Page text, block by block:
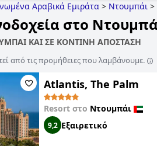
Αραβικά Εμιράτα > Ντουμπάι >
στο
ΚΑΙ ΣΕ ΚΟΝΤΙΝΗ ΑΠΟΣΤΑΣΗ
από τις προμήθειες που λαμβάνουμε.
Atlantis, The Palm
Resort στο Ντουμπάι
9,2 Εξαιρετικό